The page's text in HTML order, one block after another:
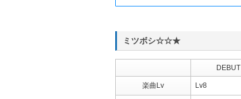
ミツボシ☆☆★
DEBUT
楽曲Lv Lv8